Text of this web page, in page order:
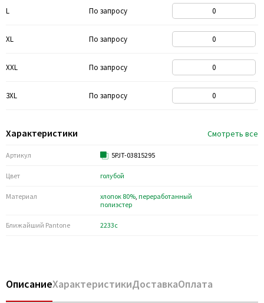
L По запросу
XL По запросу
XXL По запросу
3XL По запросу
Характеристики Смотреть все
Артикул 5PJT-03815295
Цвет голубой
Материал хлопок 80%, переработанный
полиэстер
Ближайший Pantone 2233c
ОписаниеХарактеристикиДоставкаОплата